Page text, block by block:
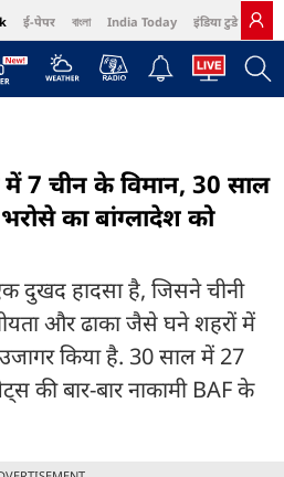
ई-पेपर বাংলা India Today इंडिया टुडे हिंदी
Harper's Bazaar Northeast
7 चीन के विमान, 30 साल
का बांग्लादेश को
दुखद हादसा है, जिसने चीनी
और ढाका जैसे घने शहरों में
उजागर किया है. 30 साल में 27
की बार-बार नाकामी BAF के